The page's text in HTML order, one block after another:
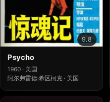
9.8
Psycho
1960 · 美国
阿尔弗雷德·希区柯克 · 美国